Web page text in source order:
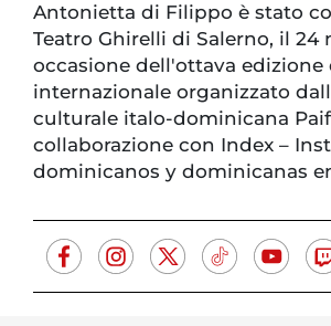
Antonietta di Filippo è stato
Teatro Ghirelli di Salerno, il 24
occasione dell'ottava edizione
internazionale organizzato
culturale italo-dominicana
collaborazione con Index –
dominicanos y dominicanas